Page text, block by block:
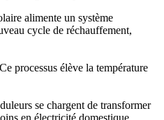
alimente un système
cycle de réchauffement,
processus élève la température
se chargent de transformer